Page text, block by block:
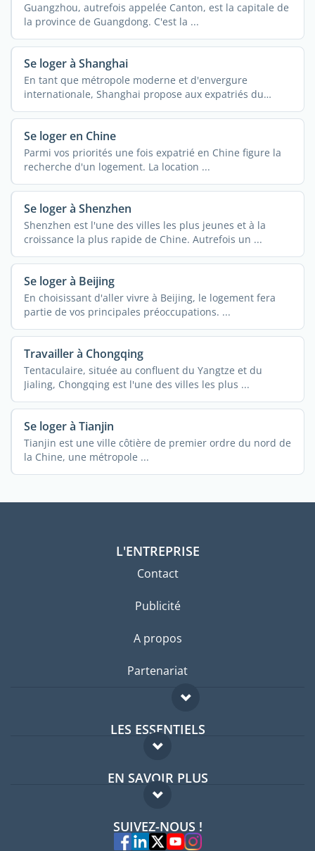
Guangzhou, autrefois appelée Canton, est la capitale de
la province de Guangdong. C'est la ...
Se loger à Shanghai
En tant que métropole moderne et d'envergure
internationale, Shanghai propose aux expatriés du
monde ...
Se loger en Chine
Parmi vos priorités une fois expatrié en Chine figure la
recherche d'un logement. La location ...
Se loger à Shenzhen
Shenzhen est l'une des villes les plus jeunes et à la
croissance la plus rapide de Chine. Autrefois un ...
Se loger à Beijing
En choisissant d'aller vivre à Beijing, le logement fera
partie de vos principales préoccupations. ...
Travailler à Chongqing
Tentaculaire, située au confluent du Yangtze et du
Jialing, Chongqing est l'une des villes les plus ...
Se loger à Tianjin
Tianjin est une ville côtière de premier ordre du nord de
la Chine, une métropole ...
L'ENTREPRISE
Contact
Publicité
A propos
Partenariat
LES ESSENTIELS
Forum expatriés
Guides pays
EN SAVOIR PLUS
FAQ
Experts
SUIVEZ-NOUS !